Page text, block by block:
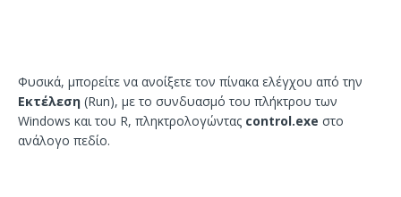
Φυσικά, μπορείτε να ανοίξετε τον πίνακα ελέγχου από την
Εκτέλεση (Run), με το συνδυασμό του πλήκτρου των
Windows και του R, πληκτρολογώντας control.exe στο
ανάλογο πεδίο.